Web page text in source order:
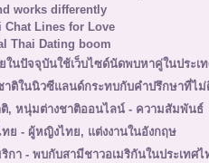
works differently
Chat Lines for Love
Thai Dating boom
นปัจจุบันใช้เว็บไซด์นัดพบหาคู่ในประเ
าติในนิวซีแลนด์กระทบกับคำปรึกษาที่ไม่
, หนุ่มต่างชาติออนไลน์ - ความสัมพันธ์
ย - ผู้หญิงไทย, แต่งงานในอังกฤษ
กา - พบกับสามีชาวอเมริกันในประเทศไ